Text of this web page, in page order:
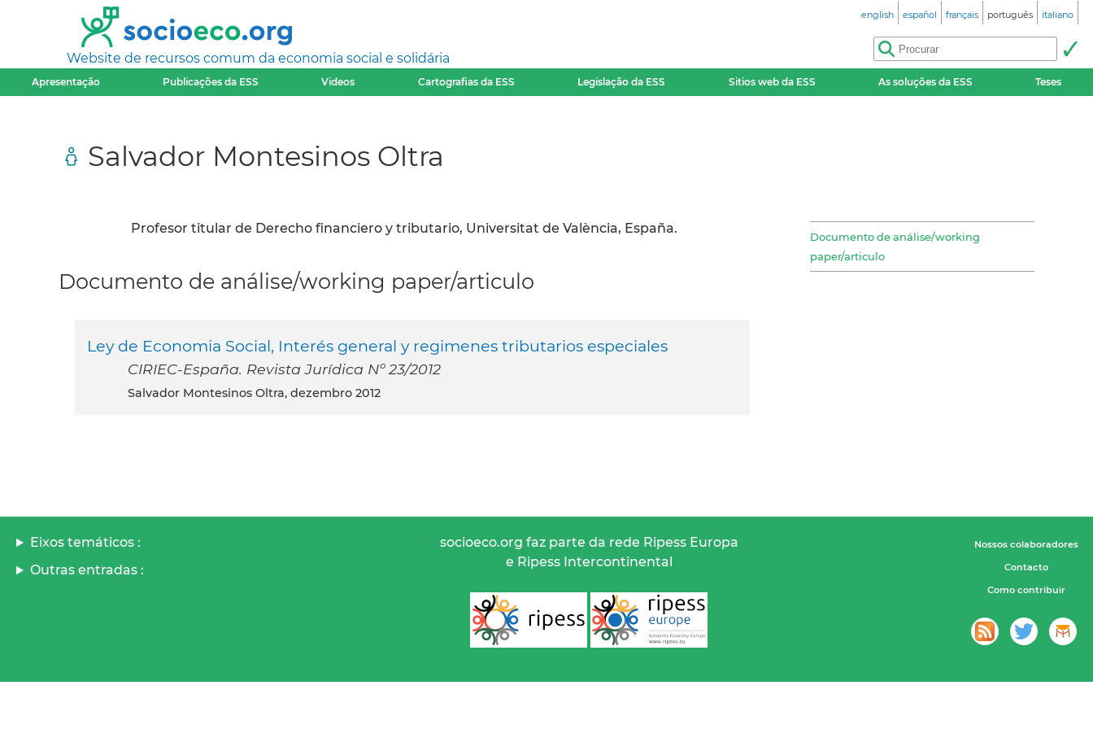
Website de recursos comum da economia social e solidária
english español français português italiano
Apresentação Publicações da ESS Videos Cartografias da ESS Legislação da ESS Sitios web da ESS As soluções da ESS Teses
Salvador Montesinos Oltra
Profesor titular de Derecho financiero y tributario, Universitat de València, España.
Documento de análise/working
paper/articulo
Documento de análise/working paper/articulo
Ley de Economia Social, Interés general y regimenes tributarios especiales
CIRIEC-España. Revista Jurídica Nº 23/2012
Salvador Montesinos Oltra, dezembro 2012
Eixos temáticos :
Outras entradas :
socioeco.org faz parte da rede Ripess Europa
e Ripess Intercontinental
Nossos colaboradores
Contacto
Como contribuir